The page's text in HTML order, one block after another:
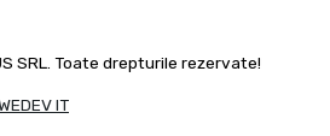
SRL. Toate drepturile rezervate!
IT